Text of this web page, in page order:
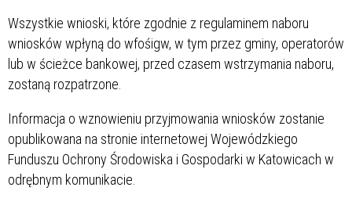
Wszystkie wnioski, które zgodnie z regulaminem naboru
wniosków wpłyną do wfośigw, w tym przez gminy, operatorów
lub w ścieżce bankowej, przed czasem wstrzymania naboru,
zostaną rozpatrzone.
Informacja o wznowieniu przyjmowania wniosków zostanie
opublikowana na stronie internetowej Wojewódzkiego
Funduszu Ochrony Środowiska i Gospodarki w Katowicach w
odrębnym komunikacie.